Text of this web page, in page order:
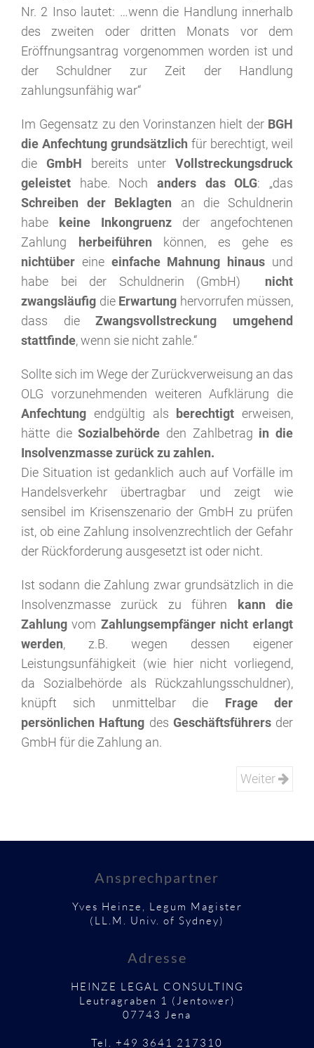
Nr. 2 Inso lautet: …wenn die Handlung innerhalb
des zweiten oder dritten Monats vor dem
Eröffnungsantrag vorgenommen worden ist und
der Schuldner zur Zeit der Handlung
zahlungsunfähig war“
Im Gegensatz zu den Vorinstanzen hielt der BGH
die Anfechtung grundsätzlich für berechtigt, weil
die GmbH bereits unter Vollstreckungsdruck
geleistet habe. Noch anders das OLG: „das
Schreiben der Beklagten an die Schuldnerin
habe
keine Inkongruenz der angefochtenen
Zahlung
herbeiführen können, es gehe es
nichtüber eine einfache Mahnung hinaus und
habe bei der Schuldnerin (GmbH) nicht
zwangsläufig die Erwartung hervorrufen müssen,
dass dieZwangsvollstreckung umgehend
stattfinde, wenn sie nicht zahle.“
Sollte sich im Wege der Zurückverweisung an das
OLG vorzunehmenden weiteren Aufklärung die
Anfechtung endgültig als berechtigt erweisen,
hätte dieSozialbehörde den Zahlbetrag in die
Insolvenzmasse zurück zu zahlen.
Die Situation ist gedanklich auch auf Vorfälle im
Handelsverkehr übertragbar und zeigt wie
sensibel im Krisenszenario der GmbH zu prüfen
ist, ob eine Zahlung insolvenzrechtlich der Gefahr
der Rückforderung ausgesetzt ist oder nicht.
Ist sodann die Zahlung zwar grundsätzlich in die
Insolvenzmasse zurück zu führen
kann die
Zahlung vom Zahlungsempfänger nicht erlangt
werden, z.B. wegen dessen eigener
Leistungsunfähigkeit (wie hier nicht vorliegend,
da Sozialbehörde als Rückzahlungsschuldner),
knüpft sich unmittelbar die Frage der
persönlichen Haftung des Geschäftsführersder
GmbH für die Zahlung an.
Weiter
Ansprechpartner
Yves Heinze, Legum Magister
(LL.M. Univ. of Sydney)
Adresse
HEINZE LEGAL CONSULTING
Leutragraben 1 (Jentower)
07743 Jena
Tel. +49 3641 217310